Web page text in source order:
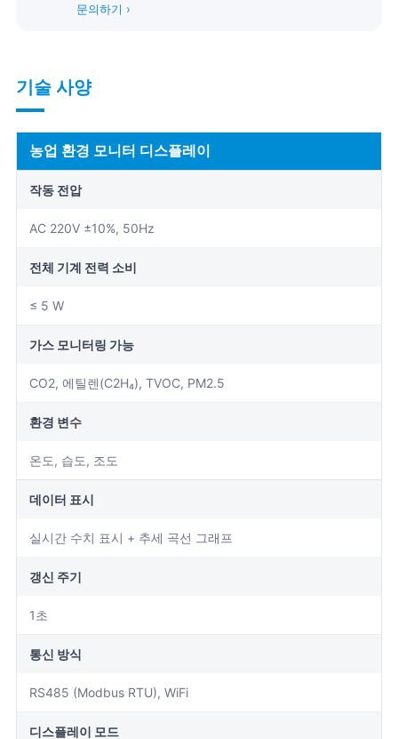
문의하기 ›
기술 사양
농업 환경 모니터 디스플레이
작동 전압
AC 220V ±10%, 50Hz
전체 기계 전력 소비
≤ 5 W
가스 모니터링 가능
CO2, 에틸렌(C2H₄), TVOC, PM2.5
환경 변수
온도, 습도, 조도
데이터 표시
실시간 수치 표시 + 추세 곡선 그래프
갱신 주기
1초
통신 방식
RS485 (Modbus RTU), WiFi
디스플레이 모드